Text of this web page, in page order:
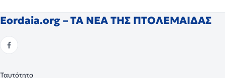
Eordaia.org – ΤΑ ΝΕΑ ΤΗΣ ΠΤΟΛΕΜΑΙΔΑΣ
Ταυτότητα